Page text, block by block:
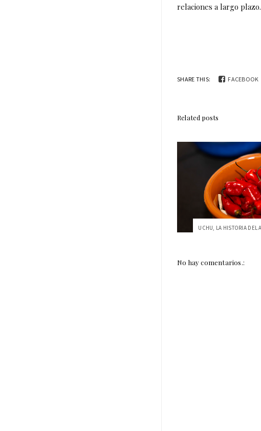
relaciones a largo plazo.
SHARE THIS: FACEBOOK
Related posts
No hay comentarios.: